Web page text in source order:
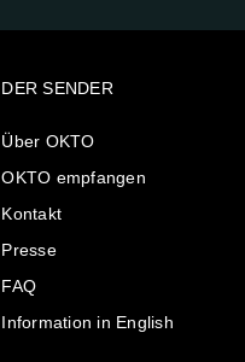
DER SENDER
Über OKTO
OKTO empfangen
Kontakt
Presse
FAQ
Information in English